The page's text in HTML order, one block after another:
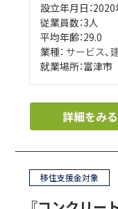
設立年月日：
従業員数：3人
平均年齢：29.0
業種： サービス、
就業場所：富津市
詳細をみる
移住支援金対象